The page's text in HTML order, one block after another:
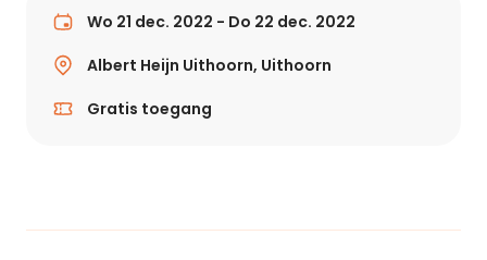
Wo 21 dec. 2022 - Do 22 dec. 2022
Albert Heijn Uithoorn, Uithoorn
Gratis toegang